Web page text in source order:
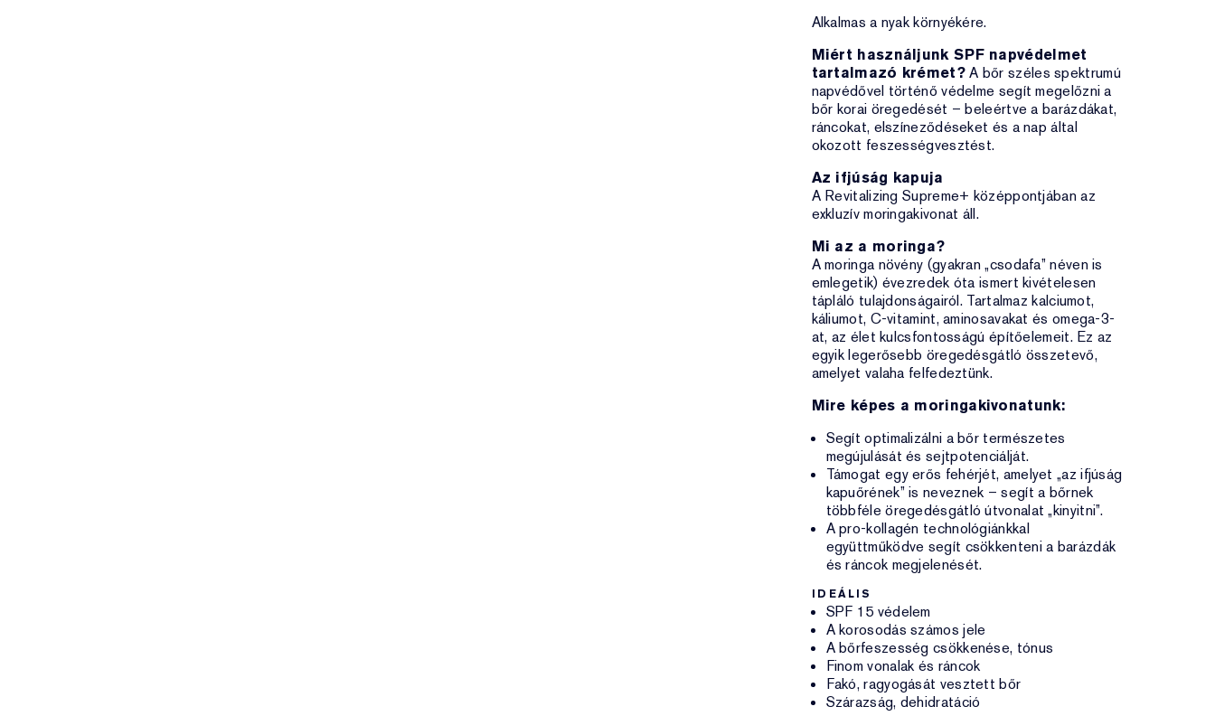
Alkalmas a nyak környékére.
Miért használjunk SPF napvédelmet
tartalmazó krémet?A bőr széles spektrumú
napvédővel történő védelme segít megelőzni a
bőr korai öregedését – beleértve a barázdákat,
ráncokat, elszíneződéseket és a nap által
okozott feszességvesztést.
Az ifjúság kapuja
A Revitalizing Supreme+ középpontjában az
exkluzív moringakivonat áll.
Mi az a moringa?
A moringa növény (gyakran „csodafa” néven is
emlegetik) évezredek óta ismert kivételesen
tápláló tulajdonságairól. Tartalmaz kalciumot,
káliumot, C-vitamint, aminosavakat és omega-3-
at, az élet kulcsfontosságú építőelemeit. Ez az
egyik legerősebb öregedésgátló összetevő,
amelyet valaha felfedeztünk.
Mire képes a moringakivonatunk:
Segít optimalizálni a bőr természetes
megújulását és sejtpotenciálját.
Támogat egy erős fehérjét, amelyet „az ifjúság
kapuőrének” is neveznek – segít a bőrnek
többféle öregedésgátló útvonalat „kinyitni”.
A pro-kollagén technológiánkkal
együttműködve segít csökkenteni a barázdák
és ráncok megjelenését.
IDEÁLIS
SPF 15 védelem
A korosodás számos jele
A bőrfeszesség csökkenése, tónus
Finom vonalak és ráncok
Fakó, ragyogását vesztett bőr
Szárazság, dehidratáció